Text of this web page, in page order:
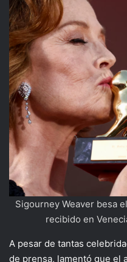
Sigourney Weaver besa
recibido en
A pesar de tantas
de prensa, lamentó que el